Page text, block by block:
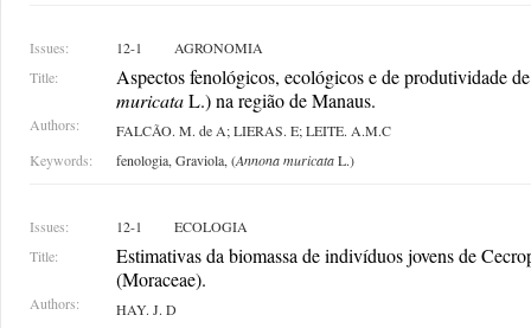
Issues: 12-1
AGRONOMIA
Title:
Aspectos fenológicos, ecológicos e de produtividade
muricataL.) na região de Manaus.
Authors:
FALCÃO. M. de A; LIERAS. E; LEITE. A.M.C
Keywords:
fenologia, Graviola, (Annona muricataL.)
Issues: 12-1
ECOLOGIA
Title:
Estimativas da biomassa de indivíduos jovens de
(Moraceae).
Authors:
HAY. J. D